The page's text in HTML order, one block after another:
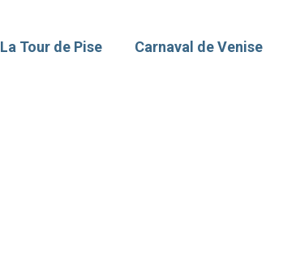
La Tour de Pise Carnaval de Venise